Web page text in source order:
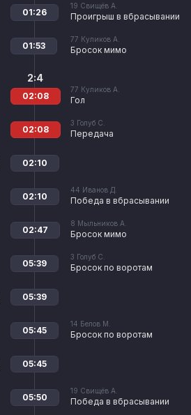
19 Свищёв А.
Проигрыш в вбрасывании
01:26
77 Куликов А.
Бросок мимо
01:53
77 Куликов А.
Гол
2:4
02:08
3 Голуб С.
Передача
02:08
02:10
44 Иванов Д.
Победа в вбрасывании
02:10
8 Мыльников А.
Бросок мимо
02:47
3 Голуб С.
Бросок по воротам
05:39
05:39
14 Белов М.
Бросок по воротам
05:45
05:45
19 Свищёв А.
Победа в вбрасывании
05:50